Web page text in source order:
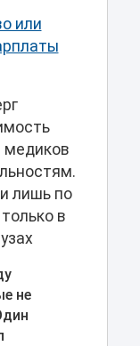
или
медиков
лишь по
в
не